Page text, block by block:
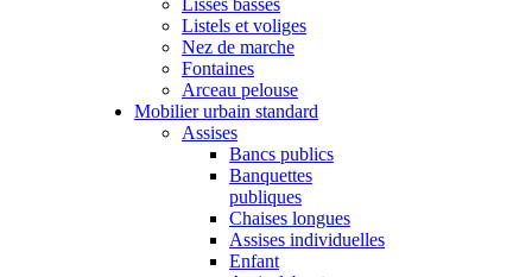
Lisses basses
Listels et voliges
Nez de marche
Fontaines
Arceau pelouse
Mobilier urbain standard
Assises
Bancs publics
Banquettes
publiques
Chaises longues
Assises individuelles
Enfant